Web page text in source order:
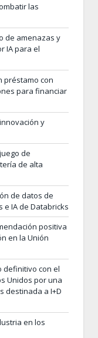
las
de amenazas y
IA para el
préstamo con
para financiar
y
de
de alta
de datos de
e IA de Databricks
positiva
en la Unión
definitivo con el
Unidos por una
destinada a I+D
en los